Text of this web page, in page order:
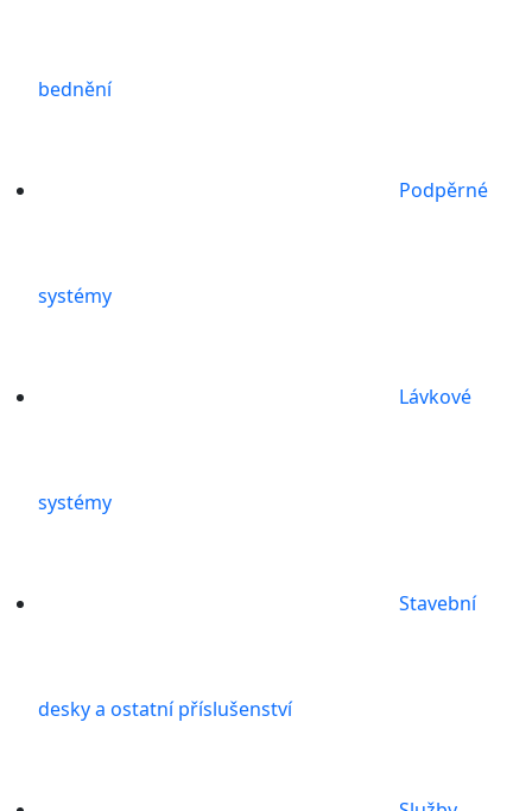
bednění
Podpěrné
systémy
Lávkové
systémy
Stavební
desky a ostatní příslušenství